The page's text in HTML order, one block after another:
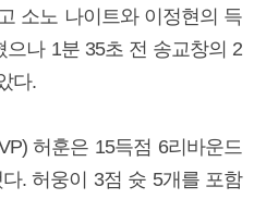
소노 나이트와 이정현의 득
나 1분 35초 전 송교창의 2
다.
허훈은 15득점 6리바운드
. 허웅이 3점 슛 5개를 포함